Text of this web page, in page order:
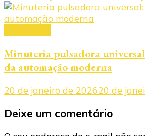
Minuteria pulsadora
da automação moderna
20 de janeiro de 202620 de
Deixe um comentário